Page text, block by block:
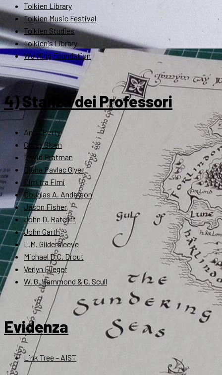
Tolkien Library
Tolkien Music Festival
Tolkien Studies
Tolkien's Library
Wu Ming Foundation
4) Stanza dei Professori
Anne Petty
Corey Olsen
David Bratman
Diana Pavlac Glyer
Dimitra Fimi
Douglas A. Anderson
Jason Fisher
John D. Rateliff
John Garth
L.M. Gildersleeve
Michael D.C. Drout
Verlyn Flieger
W. G. Hammond & C. Scull
Evidenza
Link Tree – AIST